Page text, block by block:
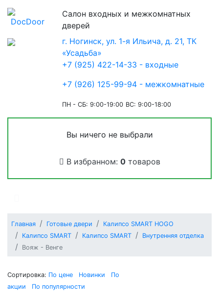
Салон входных и межкомнатных
дверей
г. Ногинск, ул. 1-я Ильича, д. 21, ТК
«Усадьба»
+7 (925) 422-14-33 - входные
+7 (926) 125-99-94 - межкомнатные
ПН - СБ: 9:00-19:00 ВС: 9:00-18:00
Вы ничего не выбрали
В избранном: 0товаров
Главная Готовые двери
Калипсо SMART HOGO
Калипсо SMART
Калипсо SMART
Внутренняя отделка
Вояж - Венге
Сортировка: По цене Новинки
По
акции
По популярности